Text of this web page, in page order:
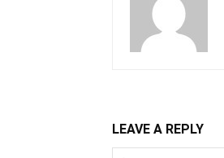
LEAVE A REPLY